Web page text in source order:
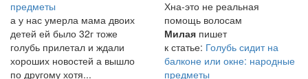
предметы
а у нас умерла мама двоих
детей ей было 32г тоже
голубь прилетал и ждали
хороших новостей а вышло
по другому хотя...
Хна-это не реальная
помощь волосам
Милая пишет
к статье: Голубь сидит на
балконе или окне: народные
предметы